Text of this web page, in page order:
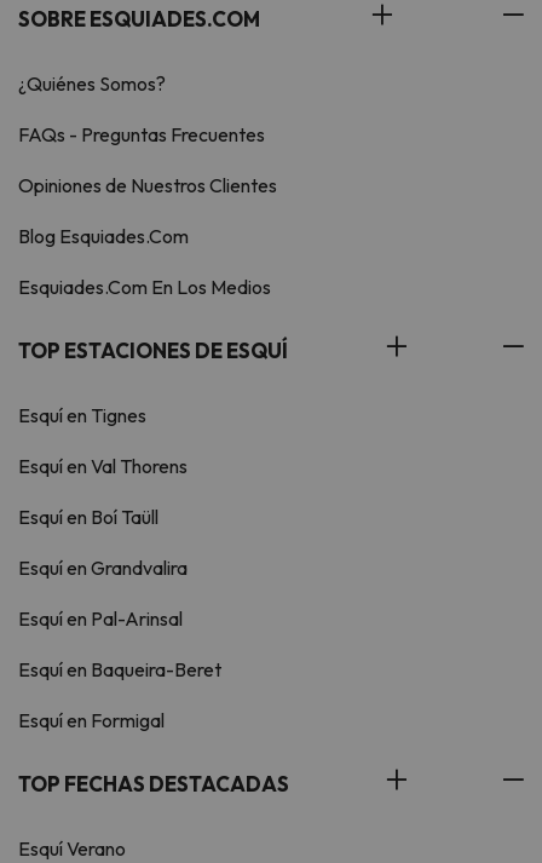
SOBRE ESQUIADES.COM
¿Quiénes Somos?
FAQs - Preguntas Frecuentes
Opiniones de Nuestros Clientes
Blog Esquiades.Com
Esquiades.Com En Los Medios
TOP ESTACIONES DE ESQUÍ
Esquí en Tignes
Esquí en Val Thorens
Esquí en Boí Taüll
Esquí en Grandvalira
Esquí en Pal-Arinsal
Esquí en Baqueira-Beret
Esquí en Formigal
TOP FECHAS DESTACADAS
Esquí Verano